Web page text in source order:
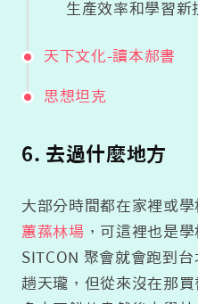
生產效率和學習新
天下文化-讀本郝書
思想坦克
6. 去過什麼地方
大部分時間都在家裡或
蕙蓀林場 ，可這裡也是
SITCON 聚會就會跑到
趟天瓏，但從來沒在那